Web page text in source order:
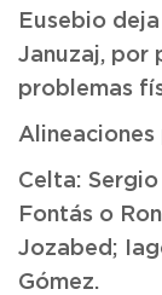
Eusebio
Januzaj, por
problemas
Celta:
Fontás o
Jozabed;
Gómez.